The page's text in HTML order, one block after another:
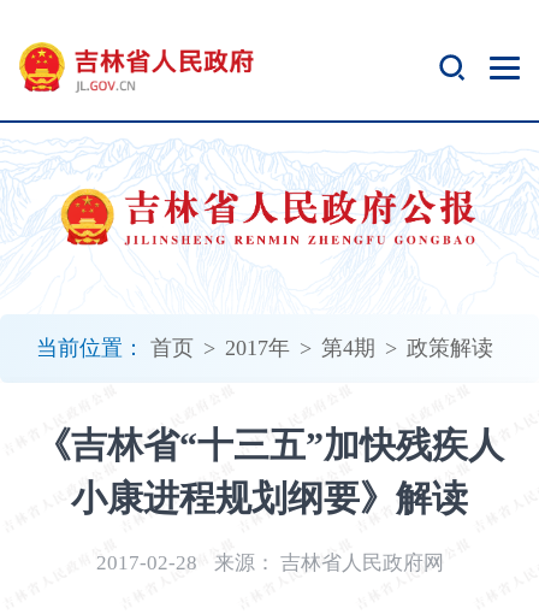
当前位置： 首页 > 2017年 > 第4期 > 政策解读
《吉林省“十三五”加快残疾人
小康进程规划纲要》解读
2017-02-28 来源： 吉林省人民政府网
开
无
障
碍
说
明
Alt